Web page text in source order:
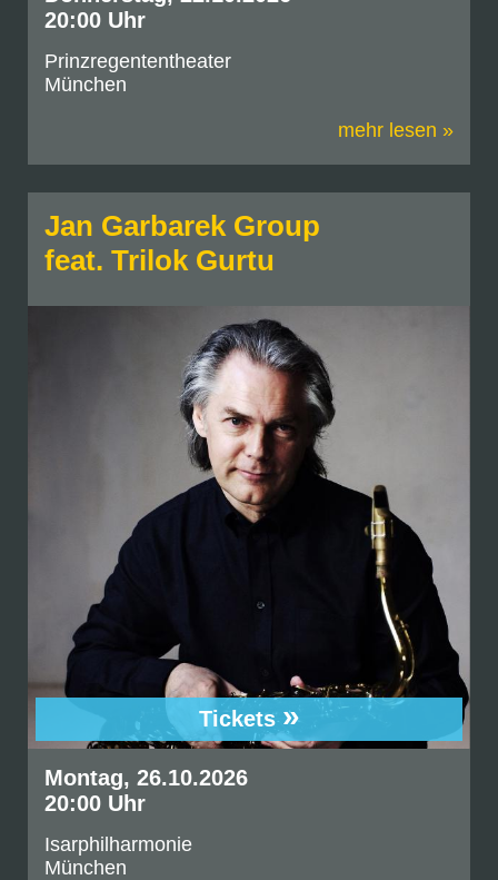
20:00 Uhr
Prinzregententheater
München
mehr lesen »
Jan Garbarek Group
feat. Trilok Gurtu
Tickets»
Montag, 26.10.2026
20:00 Uhr
Isarphilharmonie
München